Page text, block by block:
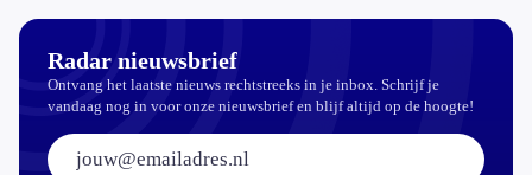
Radar nieuwsbrief
Ontvang het laatste nieuws rechtstreeks in je inbox. Schrijf je
vandaag nog in voor onze nieuwsbrief en blijf altijd op de hoogte!
E-mailadres: